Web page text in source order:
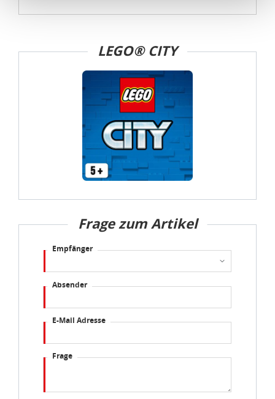
eines angemessenen Schutzniveaus, garantieren wir,
Verarbeitung von Daten in den USA eingehalten werden.
Sie können die Cookie-Einwilligung jederzeit links unten
auf Ihrem Bildschirm anpassen und damit widerrufen.
idee+spiel Betriebs-GmbH
Datenschutzbestimmungenund Impressum
LEGO® CITY
Frage zum Artikel
Empfänger
Absender
E-Mail Adresse
Frage